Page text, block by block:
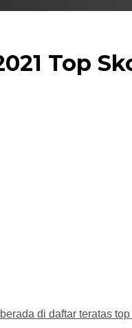
Top
di daftar teratas